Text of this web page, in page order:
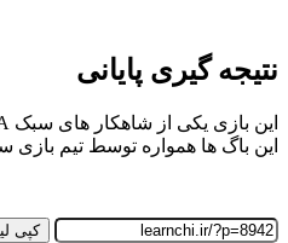
نتیجه گیری پایانی
این باگ ها همواره توسط تیم
کپی